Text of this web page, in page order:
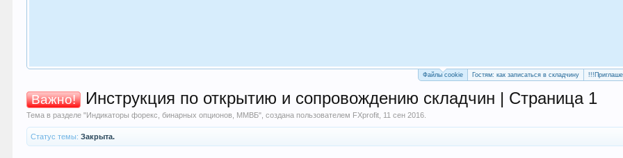
Файлы cookie Гостям: как записаться в складчину
Важно! Инструкция по открытию и сопровождению складчин | Страница 1
Тема в разделе "Индикаторы форекс, бинарных опционов, ММВБ", создана пользователем FXprofit 11 сен 2016
Статус темы: Закрыта.